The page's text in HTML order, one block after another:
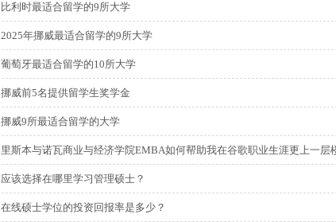
比利时最适合留学的9所大学
2025年挪威最适合留学的9所大学
葡萄牙最适合留学的10所大学
挪威前5名提供留学生奖学金
挪威9所最适合留学的大学
里斯本与诺瓦商业与经济学院EMBA如何帮助我在谷歌职业生涯更上一层
应该选择在哪里学习管理硕士？
在线硕士学位的投资回报率是多少？